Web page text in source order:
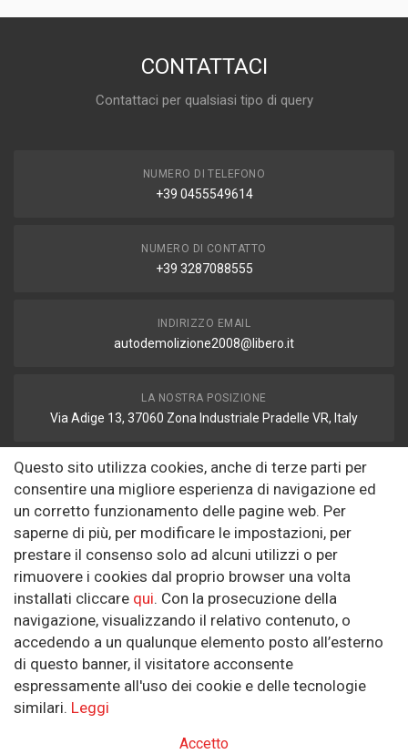
CONTATTACI
Contattaci per qualsiasi tipo di query
NUMERO DI TELEFONO
+39 0455549614
NUMERO DI CONTATTO
+39 3287088555
INDIRIZZO EMAIL
autodemolizione2008@libero.it
LA NOSTRA POSIZIONE
Via Adige 13, 37060 Zona Industriale Pradelle VR, Italy
FAX
autodemolizione2008@libero.it
Informazioni
Riguardo a noi
Politica sulla Riservatezza
SEGUICI SUI SOCIAL
Questo sito utilizza cookies, anche di terze parti per
consentire una migliore esperienza di navigazione ed
un corretto funzionamento delle pagine web. Per
saperne di più, per modificare le impostazioni, per
prestare il consenso solo ad alcuni utilizzi o per
rimuovere i cookies dal proprio browser una volta
installati cliccare qui. Con la prosecuzione della
navigazione, visualizzando il relativo contenuto, o
accedendo a un qualunque elemento posto all’esterno
di questo banner, il visitatore acconsente
espressamente all'uso dei cookie e delle tecnologie
similari. Leggi
Accetto